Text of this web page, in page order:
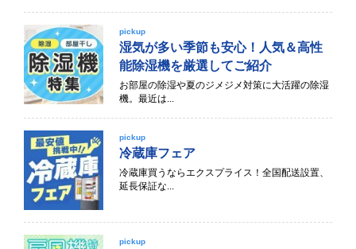
pickup
湿気が多い季節も安心！人気＆高性
能除湿機を厳選してご紹介
お部屋の除湿や夏のジメジメ対策に大活躍の除湿
機。最近は...
pickup
冷蔵庫フェア
冷蔵庫買うならエクスプライス！全国配送設置、
延長保証な...
pickup